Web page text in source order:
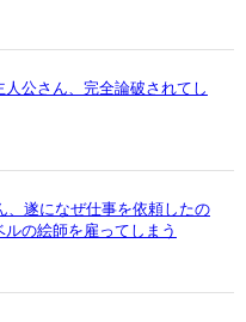
人公さん、完全論破されてし
、遂になぜ仕事を依頼したの
の絵師を雇ってしまう